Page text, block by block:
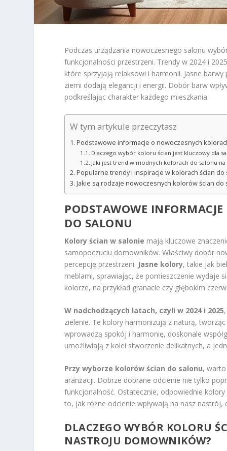
Podczas urządzania nowoczesnego salonu
funkcjonalności przestrzeni. Trendy w 2024 i
które sprzyjają relaksowi i harmonii. Jasne
ziemi dodają elegancji i energii. Dobór barw
podkreślając charakter każdego mieszkania.
W tym artykule przeczytasz
Podstawowe informacje o nowoczesnych
Dlaczego wybór koloru ścian jest kluczowy dla
Jaki jest trend w modnych kolorach do salonu
Popularne trendy i inspiracje w kolorach ścian do
Jakie są rodzaje nowoczesnych kolorów ścian do
PODSTAWOWE
DO SALONU
Kolory ścian w salonie mają kluczowe
samopoczuciu domowników. Właściwy dobór
percepcję przestrzeni. Jasne kolory, takie jak
meblami, sprawiając, że pomieszczenie wydaje
kolorze, na przykład granacie czy głębokim
W nadchodzących latach, czyli w 2024 i 2025
zielenie. Te kolory harmonizują z naturą,
wprowadzą spokój i harmonię, doskonale
umożliwiają z kolei stworzenie delikatnych, a
Przy wyborze kolorów ścian do salonu,
aranżacji. Dobrze dobrane odcienie nie tylko
funkcjonalność. Ostatecznie, odpowiednie
to, jak różne odcienie wpływają na nasz nastrój,
DLACZEGO WYBÓR KOLORU
NASTROJU DOMOWNIKÓW?